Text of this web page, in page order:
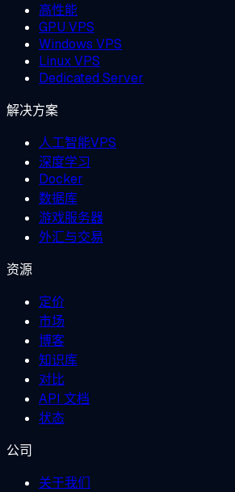
高性能
GPU VPS
Windows VPS
Linux VPS
Dedicated Server
解决方案
人工智能VPS
深度学习
Docker
数据库
游戏服务器
外汇与交易
资源
定价
市场
博客
知识库
对比
API 文档
状态
公司
关于我们